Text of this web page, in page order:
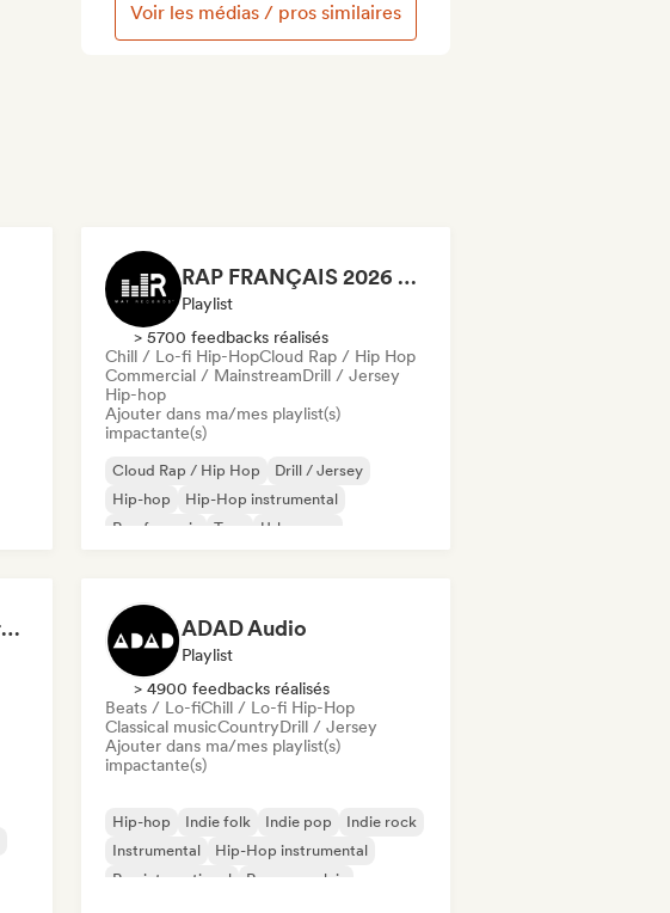
Voir les médias / pros similaires
RAP FRANÇAIS 2026 🔥🇫🇷 (Way Records)
Playlist
> 5700 feedbacks réalisés
Chill / Lo-fi Hip-HopCloud Rap / Hip Hop
Commercial / MainstreamDrill / Jersey
Hip-hop
Ajouter dans ma/mes playlist(s)
impactante(s)
Cloud Rap / Hip Hop
Drill / Jersey
Hip-hop
Hip-Hop instrumental
Rap francais
Trap
Urban pop
Dreamers Island Entertainment ADAD Audio
Playlist
> 4900 feedbacks réalisés
Beats / Lo-fiChill / Lo-fi Hip-Hop
Classical musicCountryDrill / Jersey
Ajouter dans ma/mes playlist(s)
impactante(s)
Hip-hop Indie folk Indie pop
Indie rock
Instrumental
Hip-Hop instrumental
Rap international
Rap en anglais